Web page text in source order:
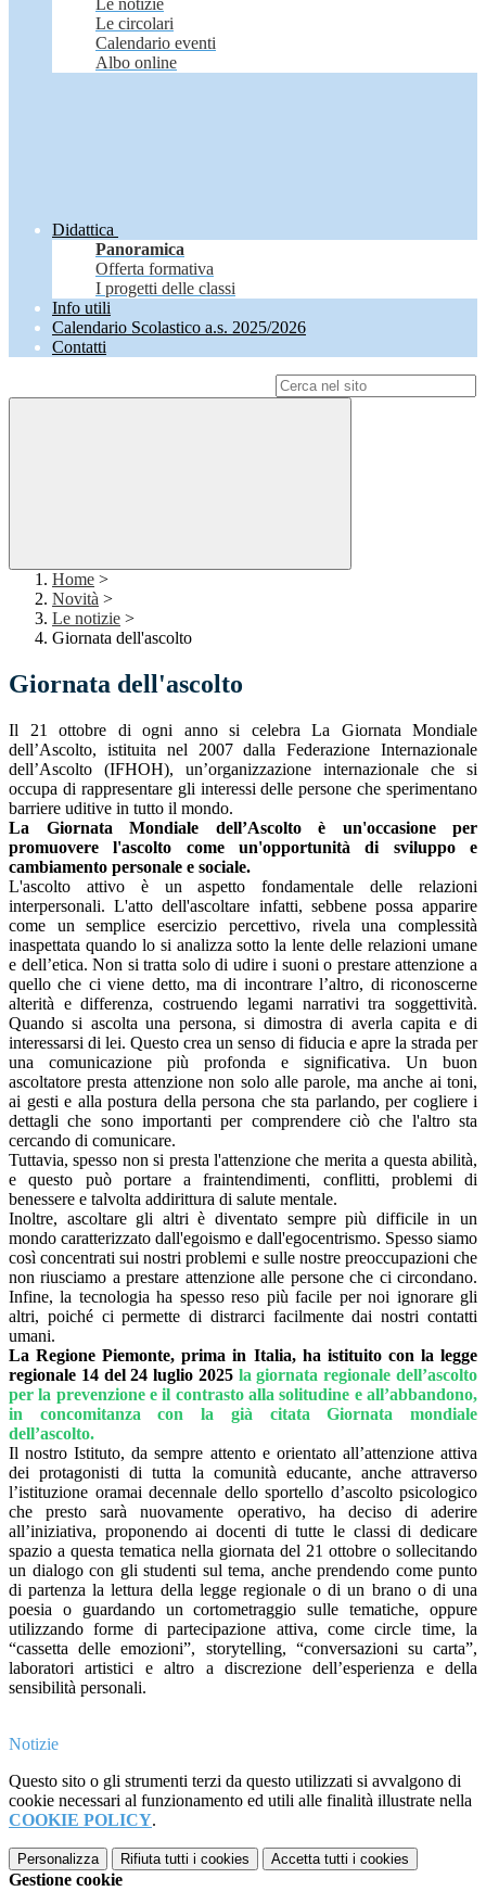
Le notizie
Le circolari
Calendario eventi
Albo online
Didattica
Panoramica
Offerta formativa
I progetti delle classi
Info utili
Calendario Scolastico a.s. 2025/2026
Contatti
Home >
Novità >
Le notizie >
Giornata dell'ascolto
Giornata dell'ascolto
Il 21 ottobre di ogni anno si celebra La Giornata Mondiale
dell’Ascolto, istituita nel 2007 dalla Federazione Internazionale
dell’Ascolto (IFHOH), un’organizzazione internazionale che si
occupa di rappresentare gli interessi delle persone che sperimentano
barriere uditive in tutto il mondo.
La Giornata Mondiale dell’Ascolto è un'occasione per
promuovere l'ascolto come un'opportunità di sviluppo e
cambiamento personale e sociale.
L'ascolto attivo è un aspetto fondamentale delle relazioni
interpersonali. L'atto dell'ascoltare infatti, sebbene possa apparire
come un semplice esercizio percettivo, rivela una complessità
inaspettata quando lo si analizza sotto la lente delle relazioni umane
e dell’etica. Non si tratta solo di udire i suoni o prestare attenzione a
quello che ci viene detto, ma di incontrare l’altro, di riconoscerne
alterità e differenza, costruendo legami narrativi tra soggettività.
Quando si ascolta una persona, si dimostra di averla capita e di
interessarsi di lei. Questo crea un senso di fiducia e apre la strada per
una comunicazione più profonda e significativa. Un buon
ascoltatore presta attenzione non solo alle parole, ma anche ai toni,
ai gesti e alla postura della persona che sta parlando, per cogliere i
dettagli che sono importanti per comprendere ciò che l'altro sta
cercando di comunicare.
Tuttavia, spesso non si presta l'attenzione che merita a questa abilità,
e questo può portare a fraintendimenti, conflitti, problemi di
benessere e talvolta addirittura di salute mentale.
Inoltre, ascoltare gli altri è diventato sempre più difficile in un
mondo caratterizzato dall'egoismo e dall'egocentrismo. Spesso siamo
così concentrati sui nostri problemi e sulle nostre preoccupazioni che
non riusciamo a prestare attenzione alle persone che ci circondano.
Infine, la tecnologia ha spesso reso più facile per noi ignorare gli
altri, poiché ci permette di distrarci facilmente dai nostri contatti
umani.
La Regione Piemonte, prima in Italia, ha istituito con la legge
regionale 14 del 24 luglio 2025 la giornata regionale dell’ascolto
per la prevenzione e il contrasto alla solitudine e all’abbandono,
in concomitanza con la già citata Giornata mondiale
dell’ascolto.
Il nostro Istituto, da sempre attento e orientato all’attenzione attiva
dei protagonisti di tutta la comunità educante, anche attraverso
l’istituzione oramai decennale dello sportello d’ascolto psicologico
che presto sarà nuovamente operativo, ha deciso di aderire
all’iniziativa, proponendo ai docenti di tutte le classi di dedicare
spazio a questa tematica nella giornata del 21 ottobre o sollecitando
un dialogo con gli studenti sul tema, anche prendendo come punto
di partenza la lettura della legge regionale o di un brano o di una
poesia o guardando un cortometraggio sulle tematiche, oppure
utilizzando forme di partecipazione attiva, come circle time, la
“cassetta delle emozioni”, storytelling, “conversazioni su carta”,
laboratori artistici e altro a discrezione dell’esperienza e della
sensibilità personali.
Notizie
Questo sito o gli strumenti terzi da questo utilizzati si avvalgono di
cookie necessari al funzionamento ed utili alle finalità illustrate nella
COOKIE POLICY.
Personalizza Rifiuta tutti i cookies Accetta tutti i cookies
Gestione cookie